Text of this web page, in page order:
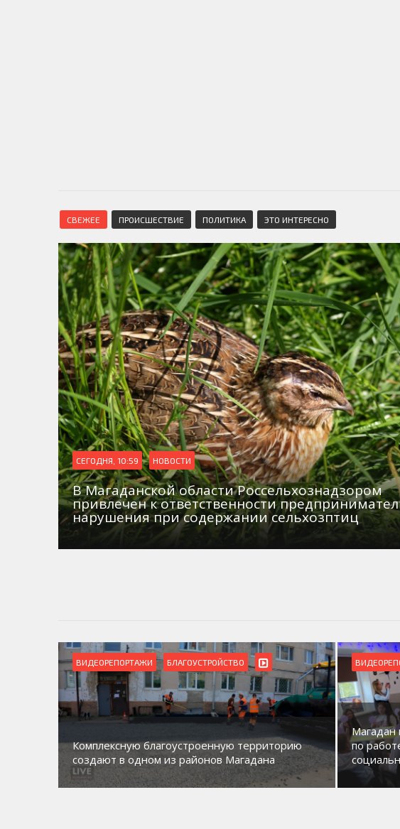
СВЕЖЕЕ ПРОИСШЕСТВИЕ ПОЛИТИКА ЭТО ИНТЕРЕСНО
СЕГОДНЯ, 10:59 НОВОСТИ
В Магаданской области Россельхознадзором
привлечен к ответственности
нарушения при содержании сельхозптиц
ВИДЕОРЕПОРТАЖИ БЛАГОУСТРОЙСТВО
Комплексную благоустроенную территорию
создают в одном из районов Магадана
Магадан
по